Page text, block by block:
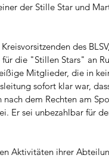
der Stille Star und
des
die "Stillen Stars" an
Mitglieder, die in
sofort klar war,
dem Rechten am
Er sei unbezahlbar für
Aktivitäten ihrer